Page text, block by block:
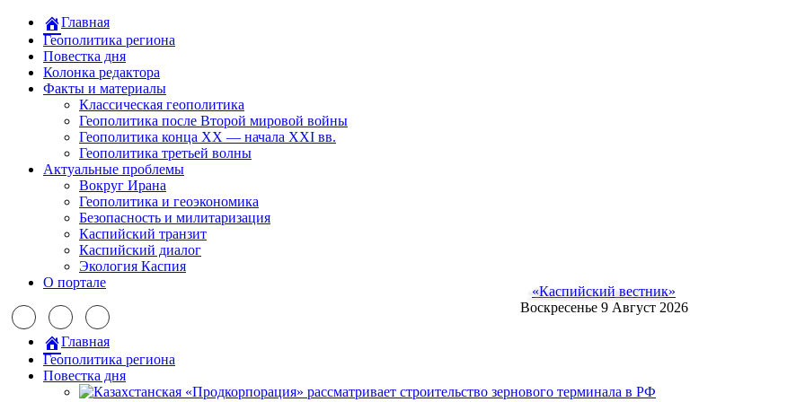
Главная
Геополитика региона
Повестка дня
Колонка редактора
Факты и материалы
Классическая геополитика
Геополитика после Второй мировой войны
Геополитика конца XX — начала XXI вв.
Геополитика третьей волны
Актуальные проблемы
Вокруг Ирана
Геополитика и геоэкономика
Безопасность и милитаризация
Каспийский транзит
Каспийский диалог
Экология Каспия
О портале
«Каспийский вестник»
Воскресенье 9 Август 2026
Главная
Геополитика региона
Повестка дня